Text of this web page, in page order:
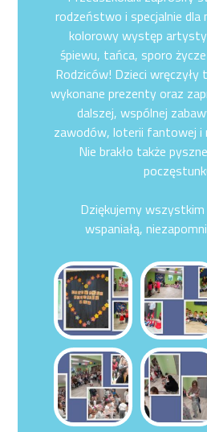
rodzeństwo i specjalnie dla
kolorowy występ
śpiewu, tańca, sporo
Rodziców! Dzieci wręczyły
wykonane prezenty oraz
dalszej, wspólnej
zawodów, loterii fantowej i
Nie brakło także
Dziękujemy
wspaniałą,